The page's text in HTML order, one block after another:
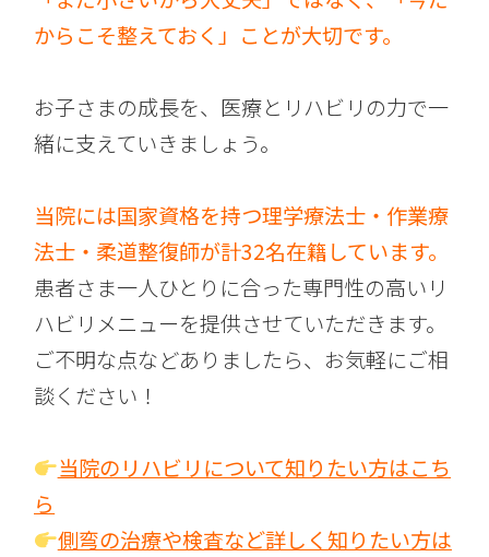
からこそ整えておく」ことが大切です。
お子さまの成長を、医療とリハビリの力で一
緒に支えていきましょう。
当院には国家資格を持つ理学療法士・作業療
法士・柔道整復師が計32名在籍しています。
患者さま一人ひとりに合った専門性の高いリ
ハビリメニューを提供させていただきます。
ご不明な点などありましたら、お気軽にご相
談ください！
当院のリハビリについて知りたい方はこち
ら
側弯の治療や検査など詳しく知りたい方は